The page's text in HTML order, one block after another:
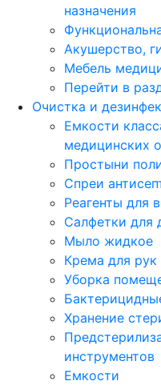
назначения
Акушерство,
Мебель
Перейти в
Очистка и
Емкости
медицинских
Простыни
Спреи
Реагенты для
Салфетки для
Мыло жидкое
Крема для рук
Уборка
Хранение
инструментов
Емкости